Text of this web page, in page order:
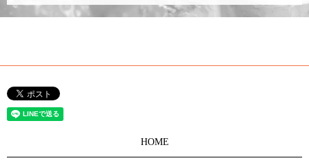
HOME